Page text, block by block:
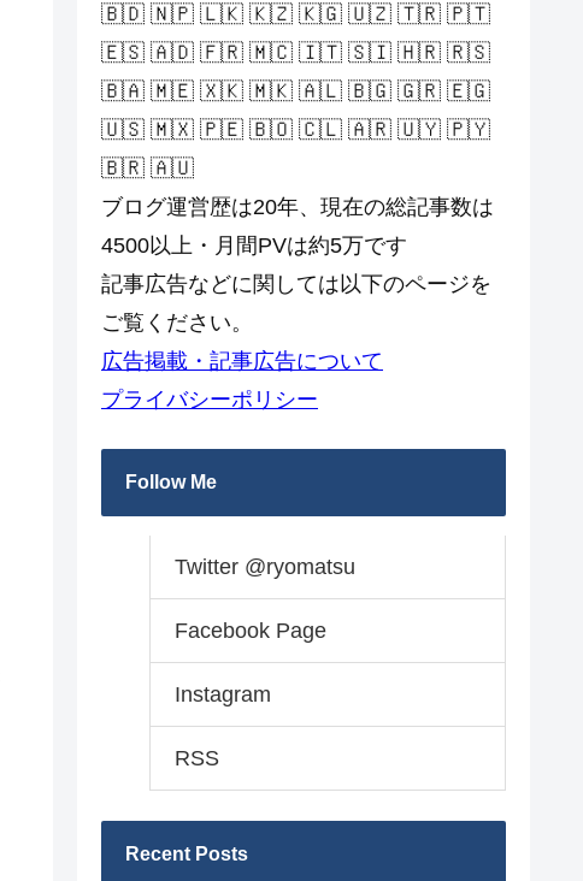
🇧🇩 🇳🇵 🇱🇰 🇰🇿 🇰🇬 🇺🇿 🇹🇷 🇵🇹
🇪🇸 🇦🇩 🇫🇷 🇲🇨 🇮🇹 🇸🇮 🇭🇷 🇷🇸
🇧🇦 🇲🇪 🇽🇰 🇲🇰 🇦🇱 🇧🇬 🇬🇷 🇪🇬
🇺🇸 🇲🇽 🇵🇪 🇧🇴 🇨🇱 🇦🇷 🇺🇾 🇵🇾
🇧🇷 🇦🇺
ブログ運営歴は20年、現在の総記事数は
4500以上・月間PVは約5万です
記事広告などに関しては以下のページを
ご覧ください。
広告掲載・記事広告について
プライバシーポリシー
Follow Me
Twitter @ryomatsu
Facebook Page
Instagram
RSS
Recent Posts